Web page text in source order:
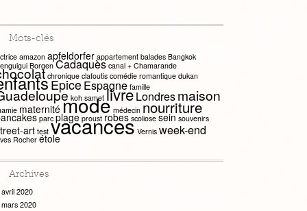
Mots-clés
amazon apfeldorfer appartement balades Bangkok
Borgen Cadaquès canal + Chamarande
chronique clafoutis comédie romantique dukan
EpiceEspagne famille
koh samet livreLondresmaison
maternité mode médecin nourriture
parc plage proust robes scoliose sein souvenirs
art test vacances Vernis week-end
Rocher étole
Archives
avril 2020
mars 2020